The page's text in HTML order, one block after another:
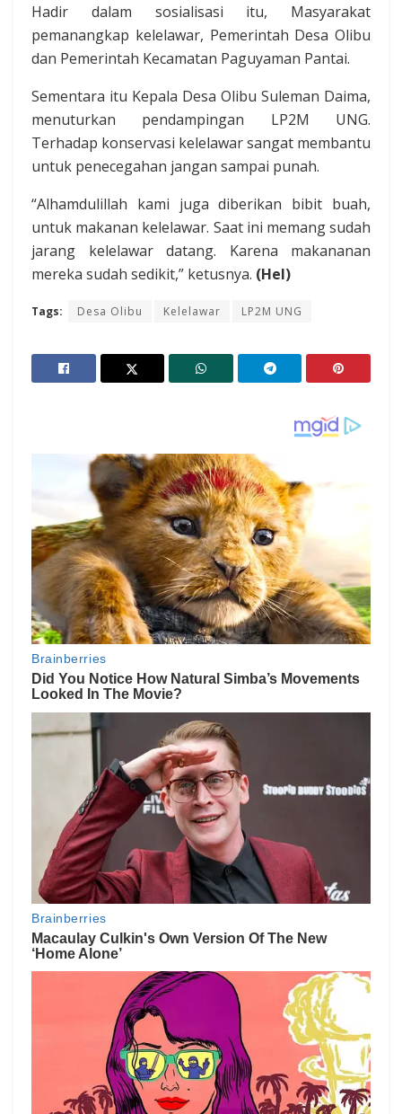
Hadir dalam sosialisasi itu, Masyarakat
pemanangkap kelelawar, Pemerintah Desa Olibu
dan Pemerintah Kecamatan Paguyaman Pantai.
Sementara itu Kepala Desa Olibu Suleman Daima,
menuturkan pendampingan LP2M UNG.
Terhadap konservasi kelelawar sangat membantu
untuk penecegahan jangan sampai punah.
“Alhamdulillah kami juga diberikan bibit buah,
untuk makanan kelelawar. Saat ini memang sudah
jarang kelelawar datang. Karena makananan
mereka sudah sedikit,” ketusnya. (Hel)
Tags: Desa Olibu Kelelawar LP2M UNG